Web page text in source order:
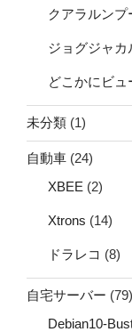
クアラルンプ
ジョグジャカ
どこかにビュ
未分類 (1)
自動車 (24)
XBEE (2)
Xtrons (14)
ドラレコ (8)
自宅サーバー (79)
Debian10-